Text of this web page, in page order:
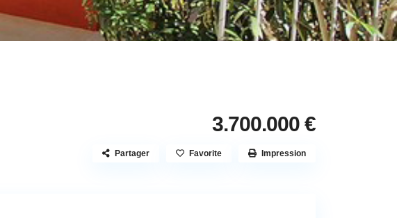
3.700.000 €
Partager Favorite Impression